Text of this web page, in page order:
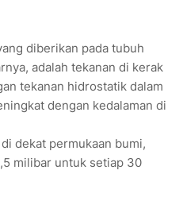
diberikan pada tubuh
adalah tekanan di kerak
tekanan hidrostatik dalam
dengan kedalaman di
dekat permukaan bumi,
milibar untuk setiap 30